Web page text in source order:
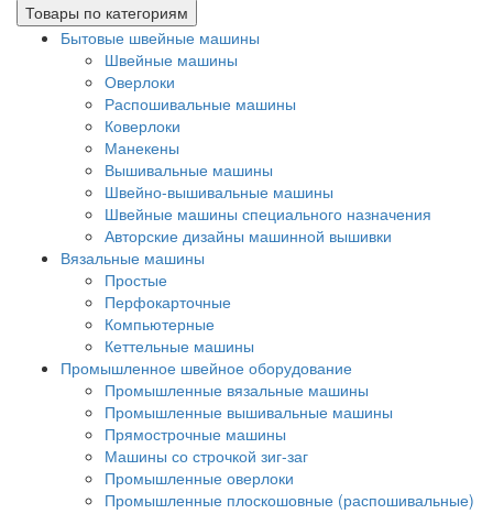
Товары по категориям
Бытовые швейные машины
Швейные машины
Оверлоки
Распошивальные машины
Коверлоки
Манекены
Вышивальные машины
Швейно-вышивальные машины
Швейные машины специального назначения
Авторские дизайны машинной вышивки
Вязальные машины
Простые
Перфокарточные
Компьютерные
Кеттельные машины
Промышленное швейное оборудование
Промышленные вязальные машины
Промышленные вышивальные машины
Прямострочные машины
Машины со строчкой зиг-заг
Промышленные оверлоки
Промышленные плоскошовные (распошивальные)